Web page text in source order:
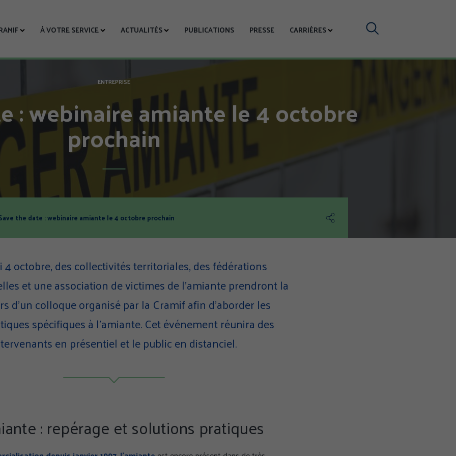
À VOTRE SERVICE ACTUALITÉS PUBLICATIONS PRESSE CARRIÈRES
ENTREPRISE
: webinaire amiante le 4 octobre
prochain
the date : webinaire amiante le 4 octobre prochain
4 octobre, des collectivités territoriales, des fédérations
et une association de victimes de l’amiante prendront la
d’un colloque organisé par la Cramif afin d’aborder les
spécifiques à l’amiante. Cet événement réunira des
en présentiel et le public en distanciel.
: repérage et solutions pratiques